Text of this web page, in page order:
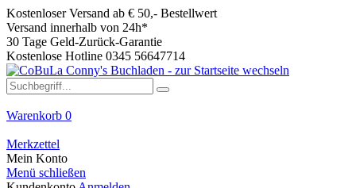
Kostenloser Versand ab € 50,- Bestellwert
Versand innerhalb von 24h*
30 Tage Geld-Zurück-Garantie
Kostenlose Hotline 0345 56647714
Warenkorb 0
Merkzettel
Mein Konto
Menü schließen